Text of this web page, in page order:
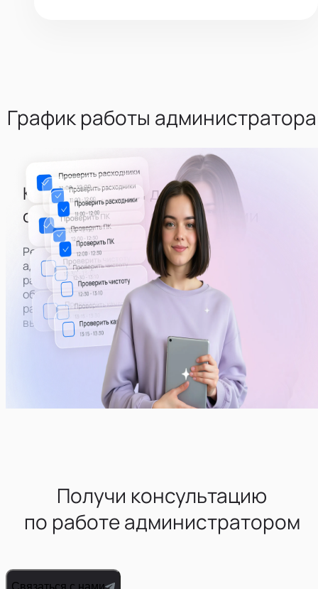
График работы администратора
Каждый второй день -
оценивать состояние студии
Регулярная часть расписания — приезжать на
адреса вебкам студий, оценивать их внешний вид,
работоспособность техники и бытового
оборудования. При необходимости — пополнять
расходники и работать с поломками (самому или
вызывать человека нужной профессии)
Получи консультацию
по работе администратором
Связаться с нами